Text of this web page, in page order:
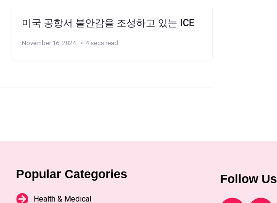
미국 공항서 불안감을 조성하고 있는 ICE
November 16, 2024 4 secs read
Popular Categories
Health & Medical
Follow Us